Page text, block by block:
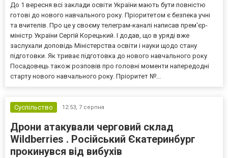
До 1 вересня всі заклади освіти України мають бути повністю
готові до нового навчального року. Пріоритетом є безпека учні
та вчителів. Про це у своєму телеграм-каналі написав прем'єр-
міністр України Сергій Корецький. І додав, що в уряді вже
заслухали доповідь Міністерства освіти і науки щодо стану
підготовки. Як триває підготовка до нового навчального року
Посадовець також розповів про головні моменти напередодні
старту нового навчального року. Пріоритет №...
Суспільство 12:53, 7 серпня
Дрони атакували черговий склад
Wildberries . Російський Єкатеринбург
прокинувся від вибухів